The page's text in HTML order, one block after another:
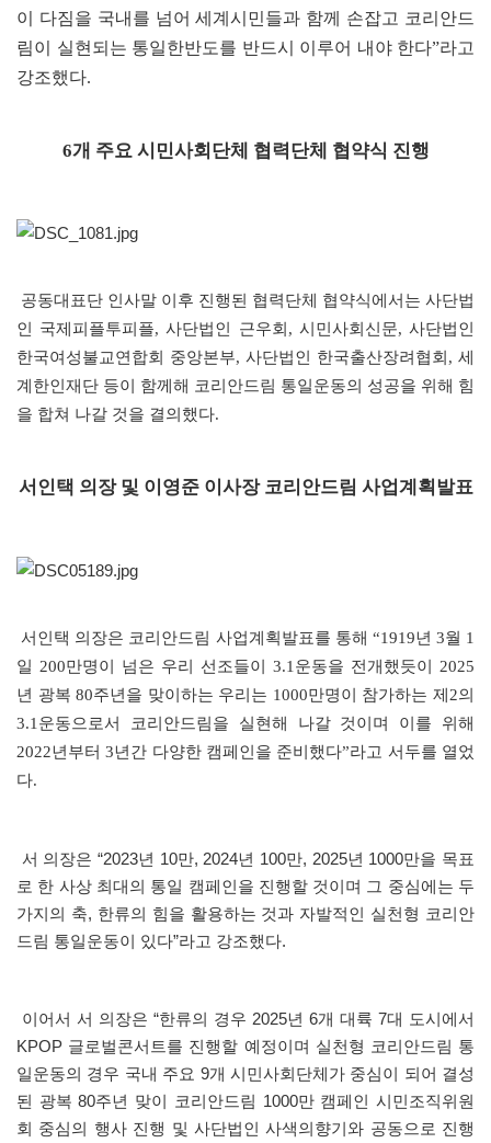
이 다짐을 국내를 넘어 세계시민들과 함께 손잡고 코리안드
림이 실현되는 통일한반도를 반드시 이루어 내야 한다”라고
강조했다.
6개 주요 시민사회단체 협력단체 협약식 진행
공동대표단 인사말 이후 진행된 협력단체 협약식에서는 사단법
인 국제피플투피플, 사단법인 근우회, 시민사회신문, 사단법인
한국여성불교연합회 중앙본부, 사단법인 한국출산장려협회, 세
계한인재단 등이 함께해 코리안드림 통일운동의 성공을 위해 힘
을 합쳐 나갈 것을 결의했다.
서인택 의장 및 이영준 이사장 코리안드림 사업계획발표
서인택 의장은 코리안드림 사업계획발표를 통해 “1919년 3월 1
일 200만명이 넘은 우리 선조들이 3.1운동을 전개했듯이 2025
년 광복 80주년을 맞이하는 우리는 1000만명이 참가하는 제2의
3.1운동으로서 코리안드림을 실현해 나갈 것이며 이를 위해
2022년부터 3년간 다양한 캠페인을 준비했다”라고 서두를 열었
다.
서 의장은 “2023년 10만, 2024년 100만, 2025년 1000만을 목표
로 한 사상 최대의 통일 캠페인을 진행할 것이며 그 중심에는 두
가지의 축, 한류의 힘을 활용하는 것과 자발적인 실천형 코리안
드림 통일운동이 있다”라고 강조했다.
이어서 서 의장은 “한류의 경우 2025년 6개 대륙 7대 도시에서
KPOP 글로벌콘서트를 진행할 예정이며 실천형 코리안드림 통
일운동의 경우 국내 주요 9개 시민사회단체가 중심이 되어 결성
된 광복 80주년 맞이 코리안드림 1000만 캠페인 시민조직위원
회 중심의 행사 진행 및 사단법인 사색의향기와 공동으로 진행